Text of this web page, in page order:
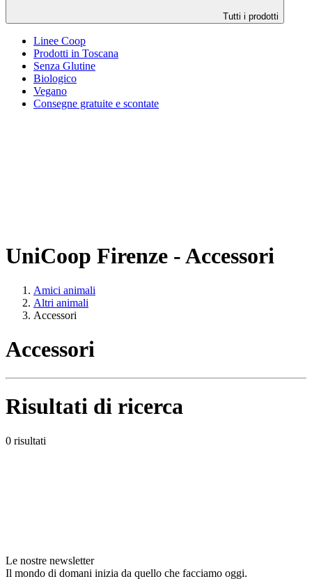
Tutti i prodotti
Linee Coop
Prodotti in Toscana
Senza Glutine
Biologico
Vegano
Consegne gratuite e scontate
UniCoop Firenze - Accessori
Amici animali
Altri animali
Accessori
Accessori
Risultati di ricerca
0 risultati
Le nostre newsletter
Il mondo di domani inizia da quello che facciamo oggi.